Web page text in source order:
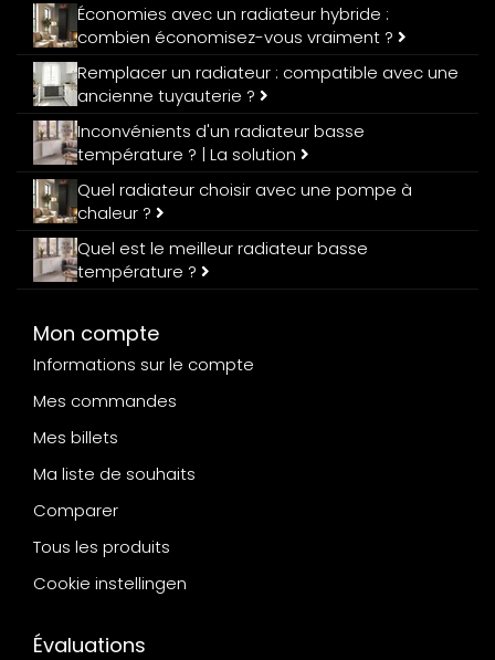
Économies avec un radiateur hybride :
combien économisez-vous vraiment ?
Remplacer un radiateur : compatible avec une
ancienne tuyauterie ?
Inconvénients d'un radiateur basse
température ? | La solution
Quel radiateur choisir avec une pompe à
chaleur ?
Quel est le meilleur radiateur basse
température ?
Mon compte
Informations sur le compte
Mes commandes
Mes billets
Ma liste de souhaits
Comparer
Tous les produits
Cookie instellingen
Évaluations